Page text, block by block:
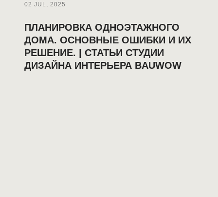
02 JUL, 2025
ПЛАНИРОВКА ОДНОЭТАЖНОГО
ДОМА. ОСНОВНЫЕ ОШИБКИ И ИХ
РЕШЕНИЕ. | СТАТЬИ СТУДИИ
ДИЗАЙНА ИНТЕРЬЕРА BAUWOW